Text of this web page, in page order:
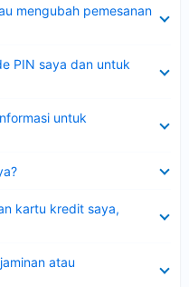
mengubah pemesanan
PIN saya dan untuk
untuk
kartu kredit saya,
atau